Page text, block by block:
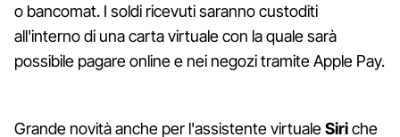
o bancomat. I soldi ricevuti saranno custoditi
all'interno di una carta virtuale con la quale sarà
possibile pagare online e nei negozi tramite Apple Pay.
Grande novità anche per l'assistente virtualeSiriche